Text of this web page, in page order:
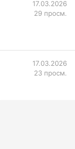
17.03.2026
29 просм.
17.03.2026
23 просм.